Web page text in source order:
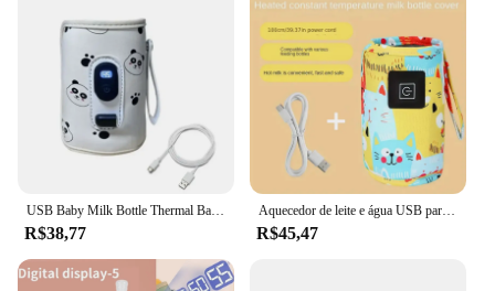
USB Baby Milk Bottle Thermal Bag, Universal Digital Display Nursing Bottle Heater, Portable Milk Heat Keeper para viajar
R$38,77
Aquecedor de leite e água USB para viagem, saco isolado, aquecedor de mamadeira, aquecedor portátil, carrinho, Natal e Halloween
R$45,47